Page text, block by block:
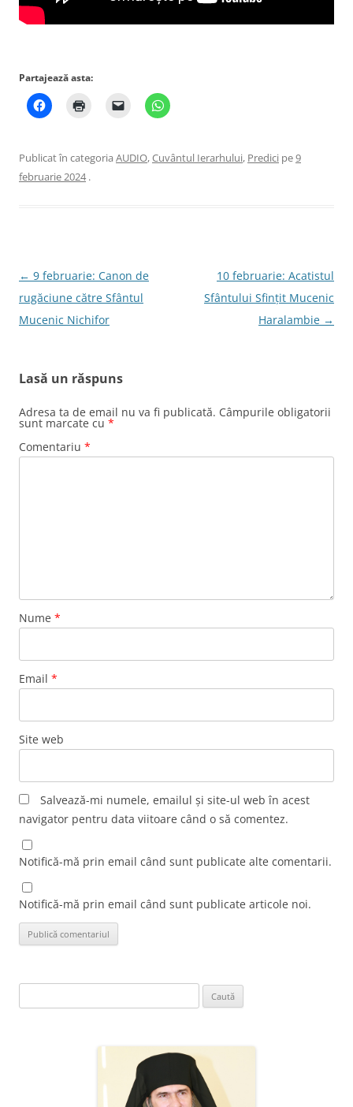
Partajează asta:
Publicat în categoria AUDIO,Cuvântul Ierarhului, Predici pe9
februarie 2024 .
Navigare
în
articole
← 9 februarie: Canon de
rugăciune către Sfântul
Mucenic Nichifor
10 februarie: Acatistul
Sfântului Sfințit Mucenic
Haralambie →
Lasă un răspuns
Adresa ta de email nu va fi publicată. Câmpurile obligatorii
sunt marcate cu *
Comentariu *
Nume *
Email *
Site web
Salvează-mi numele, emailul și site-ul web în acest
navigator pentru data viitoare când o să comentez.
Notifică-mă prin email când sunt publicate alte comentarii.
Notifică-mă prin email când sunt publicate articole noi.
după: